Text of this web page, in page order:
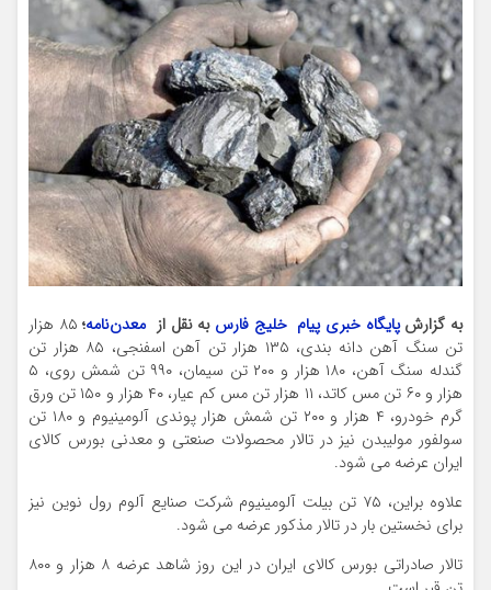
به گزارشپایگاه خبری پیام خلیج فارس به نقل از معدن‌نامه؛
۸۵ هزار
تن سنگ آهن دانه بندی، ۱۳۵ هزار تن آهن اسفنجی، ۸۵ هزار تن
گندله سنگ آهن، ۱۸۰ هزار و ۲۰۰ تن سیمان، ۹۹۰ تن شمش روی، ۵
هزار و ۶۰ تن مس کاتد، ۱۱ هزار تن مس کم عیار، ۴۰ هزار و ۱۵۰ تن ورق
گرم خودرو، ۴ هزار و ۲۰۰ تن شمش هزار پوندی آلومینیوم و ۱۸۰ تن
سولفور مولیبدن نیز در تالار محصولات صنعتی و معدنی بورس کالای
ایران عرضه می شود.
علاوه براین، ۷۵ تن بیلت آلومینیوم شرکت صنایع آلوم رول نوین نیز
برای نخستین بار در تالار مذکور عرضه می شود.
تالار صادراتی بورس کالای ایران در این روز شاهد عرضه ۸ هزار و ۸۰۰